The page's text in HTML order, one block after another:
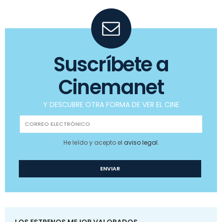
Suscríbete a
Cinemanet
Y DESCUBRE OTRA FORMA DE VER EL CINE
He leído y acepto el aviso legal.